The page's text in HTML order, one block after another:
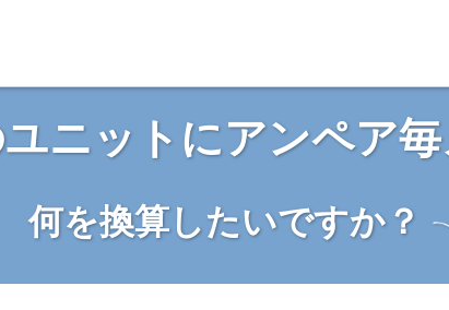
ニットにアンペア
何を換算したいですか？